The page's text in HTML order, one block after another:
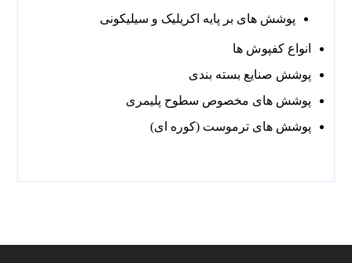
پوشش های بر پایه اکریلیک و سیلیکونی
انواع کفپوش ها
پوشش صنایع بسته بندی
پوشش های مخصوص سطوح پلیمری
پوشش های ترموست (کوره ای)